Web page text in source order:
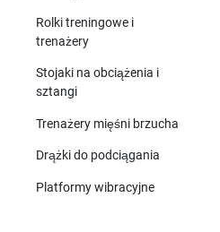
Rolki treningowe i
trenażery
Stojaki na obciążenia i
sztangi
Trenażery mięśni brzucha
Drążki do podciągania
Platformy wibracyjne